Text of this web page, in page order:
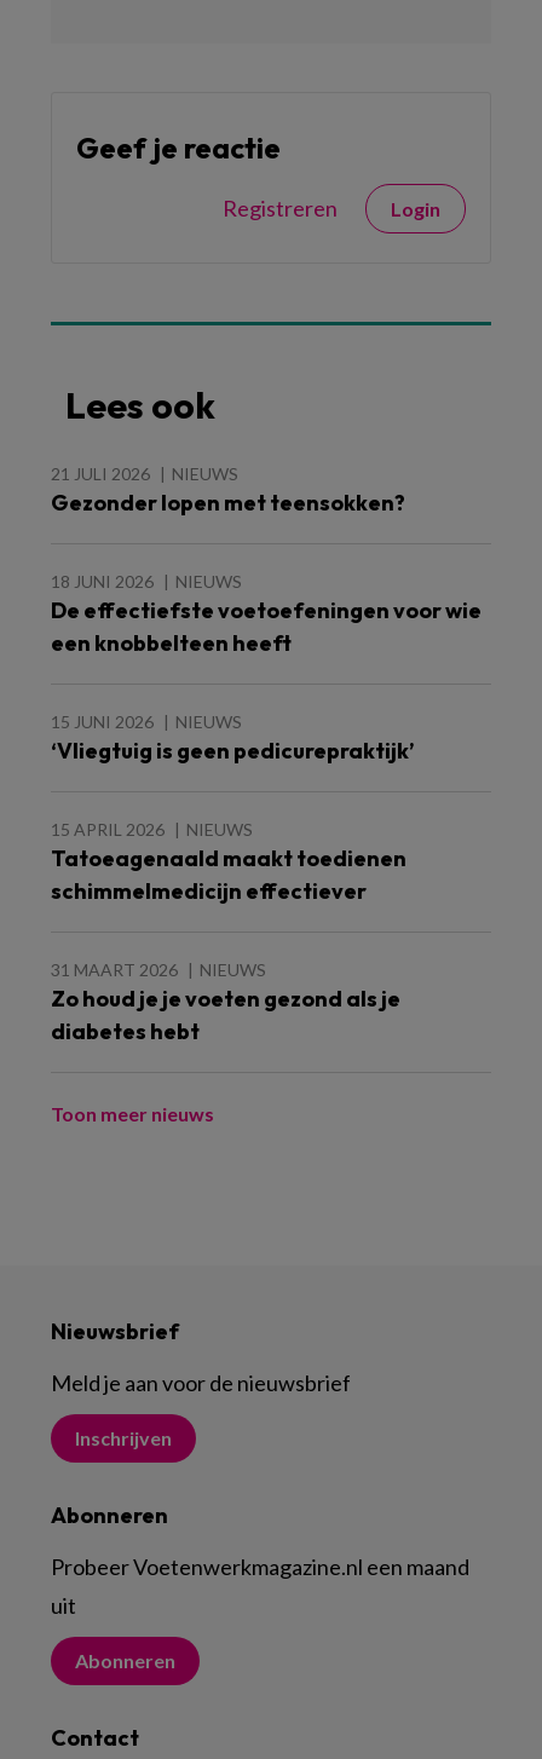
Geef je reactie
Registreren Login
Lees ook
21 JULI 2026 NIEUWS
Gezonder lopen met teensokken?
18 JUNI 2026 NIEUWS
De effectiefste voetoefeningen voor wie
een knobbelteen heeft
15 JUNI 2026 NIEUWS
‘Vliegtuig is geen pedicurepraktijk’
15 APRIL 2026 NIEUWS
Tatoeagenaald maakt toedienen
schimmelmedicijn effectiever
31 MAART 2026 NIEUWS
Zo houd je je voeten gezond als je
diabetes hebt
Toon meer nieuws
Nieuwsbrief
Meld je aan voor de nieuwsbrief
Inschrijven
Abonneren
Probeer Voetenwerkmagazine.nl een maand
uit
Abonneren
Contact